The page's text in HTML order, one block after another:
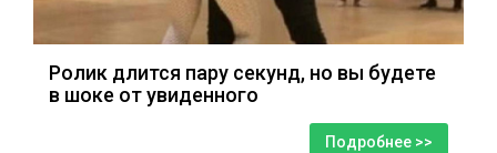
Ролик длится пару секунд, но вы будете
в шоке от увиденного
Подробнее >>